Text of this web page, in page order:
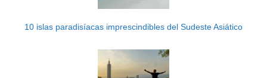
10 islas paradisíacas imprescindibles del Sudeste Asiático